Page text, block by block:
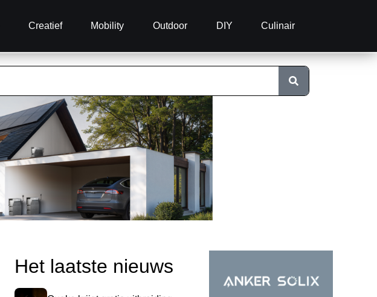
Creatief Mobility Outdoor DIY Culinair
Het laatste nieuws